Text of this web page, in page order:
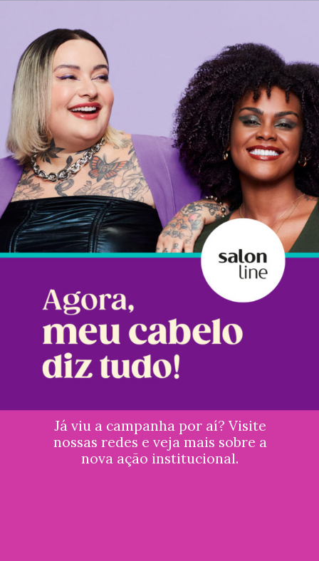
Já viu a campanha por aí? Visite
nossas redes e veja mais sobre a
nova ação institucional.